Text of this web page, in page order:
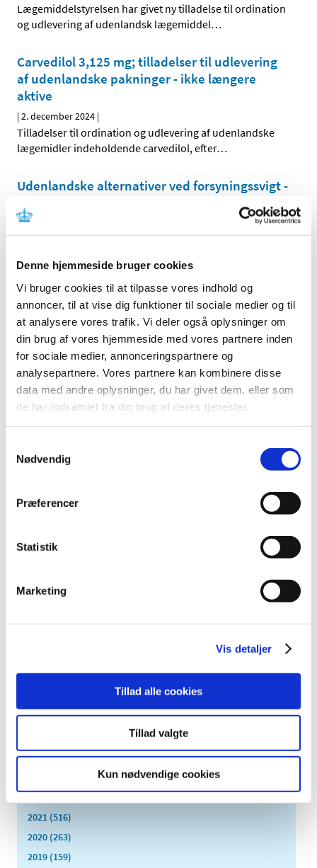
Denne hjemmeside bruger cookies
Vi bruger cookies til at tilpasse vores indhold og
annoncer, til at vise dig funktioner til sociale medier og til
at analysere vores trafik. Vi deler også oplysninger om
din brug af vores hjemmeside med vores partnere inden
for sociale medier, annonceringspartnere og
analysepartnere. Vores partnere kan kombinere disse
data med andre oplysninger, du har givet dem, eller som
de har indsamlet fra din brug af deres tjenester.
Nødvendig
Præferencer
Statistik
Marketing
Vis detaljer
Tillad alle cookies
Tillad valgte
Kun nødvendige cookies
Lægemiddelstyrelsen har givet ny tilladelse til ordination
og udlevering af udenlandsk lægemiddel…
Carvedilol 3,125 mg; tilladelser til udlevering
af udenlandske pakninger - ikke længere
aktive
|2. december 2024 |
Tilladelser til ordination og udlevering af udenlandske
lægemidler indeholdende carvedilol, efter…
Udenlandske alternativer ved forsyningssvigt -
|2. december 2024
Der er foretaget opdateringer i listen over markedsførte
Fællesnordiske pakninger for bedre
tilgængelighed
2. december 2024
Ved årsskiftet starter et pilotprojekt med
engelsksprogede fællesnordiske lægemiddelpakninger
Forrige 1 2
Alle (2506)
2026 (84)
december (28)
oktober (28)
august (10)
marts (10)
januar (19)
2021 (516)
2020 (263)
2019 (159)